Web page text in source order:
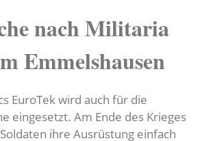
nach Militaria
Emmelshausen
EuroTek wird auch für die
eingesetzt. Am Ende des Krieges
ihre Ausrüstung einfach